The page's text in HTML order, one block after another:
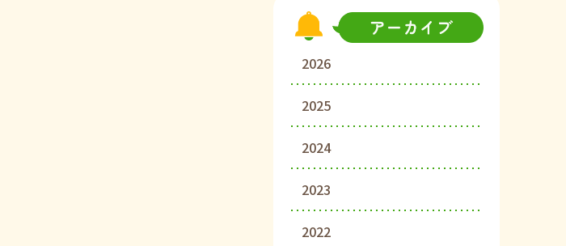
2026
2025
2024
2023
2022